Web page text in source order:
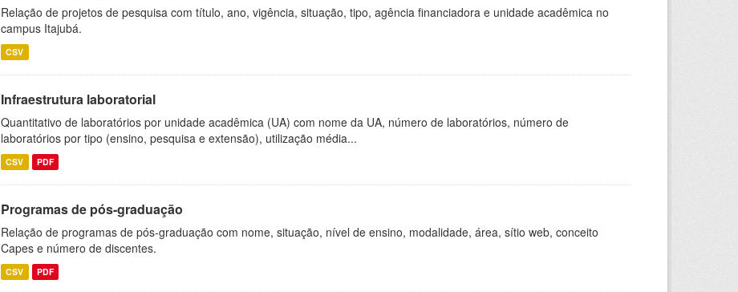
Relação de projetos de pesquisa com título, ano, vigência, situação, tipo, agência financiadora e unidade acadêmica no
campus Itajubá.
CSV
Infraestrutura laboratorial
Quantitativo de laboratórios por unidade acadêmica (UA) com nome da UA, número de laboratórios, número de
laboratórios por tipo (ensino, pesquisa e extensão), utilização média...
CSV PDF
Programas de pós-graduação
Relação de programas de pós-graduação com nome, situação, nível de ensino, modalidade, área, sítio web, conceito
Capes e número de discentes.
CSV PDF